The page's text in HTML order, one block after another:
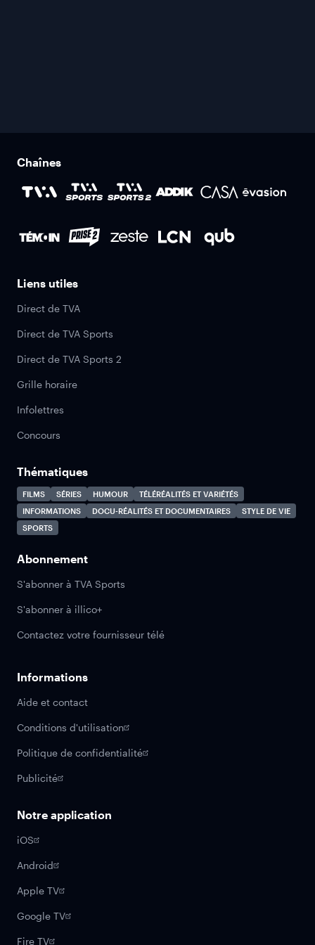
Chaînes
Liens utiles
Direct de TVA
Direct de TVA Sports
Direct de TVA Sports 2
Grille horaire
Infolettres
Concours
Thématiques
FILMS SÉRIES HUMOUR
TÉLÉRÉALITÉS ET VARIÉTÉS
INFORMATIONS
DOCU-RÉALITÉS ET DOCUMENTAIRES
STYLE DE VIE
SPORTS
Abonnement
S'abonner à TVA Sports
S'abonner à illico+
Contactez votre fournisseur télé
Informations
Aide et contact
Conditions d'utilisation
Politique de confidentialité
Publicité
Notre application
iOS
Android
Apple TV
Google TV
Fire TV